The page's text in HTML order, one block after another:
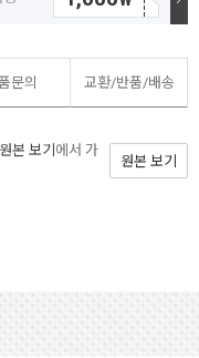
문의 교환/반품/배송
원본 보기 에서 가
원본 보기